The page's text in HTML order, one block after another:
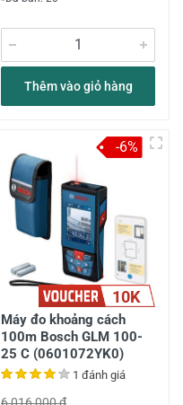
Thêm vào giỏ hàng
10K
Máy đo khoảng cách
100m Bosch GLM 100-
25 C (0601072YK0)
1 đánh giá
-6%